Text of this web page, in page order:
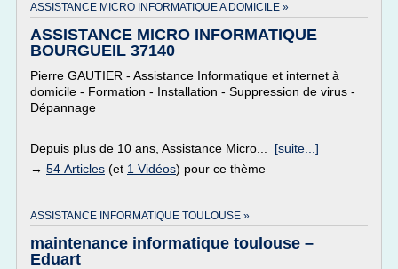
ASSISTANCE MICRO INFORMATIQUE A DOMICILE »
ASSISTANCE MICRO INFORMATIQUE
BOURGUEIL 37140
Pierre GAUTIER - Assistance Informatique et internet à
domicile - Formation - Installation - Suppression de virus -
Dépannage
Depuis plus de 10 ans, Assistance Micro... [suite...]
→ 54 Articles (et 1 Vidéos) pour ce thème
ASSISTANCE INFORMATIQUE TOULOUSE »
maintenance informatique toulouse –
Eduart